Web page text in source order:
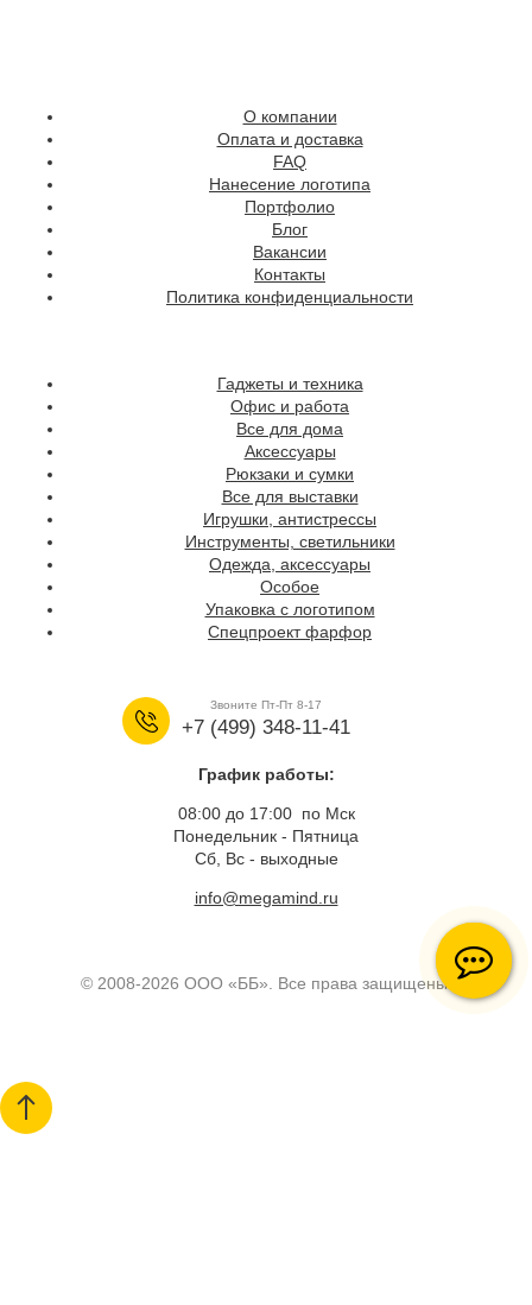
О компании
Оплата и доставка
FAQ
Нанесение логотипа
Портфолио
Блог
Вакансии
Контакты
Политика конфиденциальности
Гаджеты и техника
Офис и работа
Все для дома
Аксессуары
Рюкзаки и сумки
Все для выставки
Игрушки, антистрессы
Инструменты, светильники
Одежда, аксессуары
Особое
Упаковка с логотипом
Спецпроект фарфор
Звоните Пт-Пт 8-17
+7 (499) 348-11-41
График работы:
08:00 до 17:00 по Мск
Понедельник - Пятница
Сб, Вс - выходные
info@megamind.ru
© 2008-2026 ООО «ББ». Все права защищены.